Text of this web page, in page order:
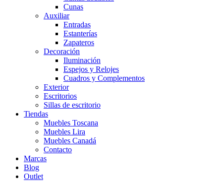
Cunas
Auxiliar
Entradas
Estanterías
Zapateros
Decoración
Iluminación
Espejos y Relojes
Cuadros y Complementos
Exterior
Escritorios
Sillas de escritorio
Tiendas
Muebles Toscana
Muebles Lira
Muebles Canadá
Contacto
Marcas
Blog
Outlet